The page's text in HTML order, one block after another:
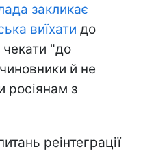
закликає
виїхати до
чекати "до
й не
росіянам з
реінтеграції